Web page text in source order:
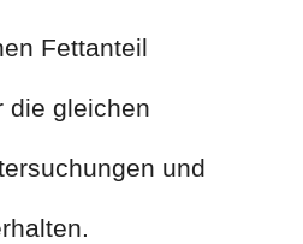
Fettanteil
die gleichen
und